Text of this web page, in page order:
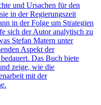
und Ursachen für den
in der Regierungszeit
in der Folge um Strategien
sich der Autor analytisch zu
Stefan Matern unter
Aspekt der
Das Buch biete
zeige, wie die
mit der